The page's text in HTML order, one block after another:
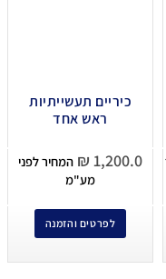
כיריים תעשייתיות
ראש אחד
₪ 1,200.0
המחיר לפני
מע"מ
לפרטים והזמנה